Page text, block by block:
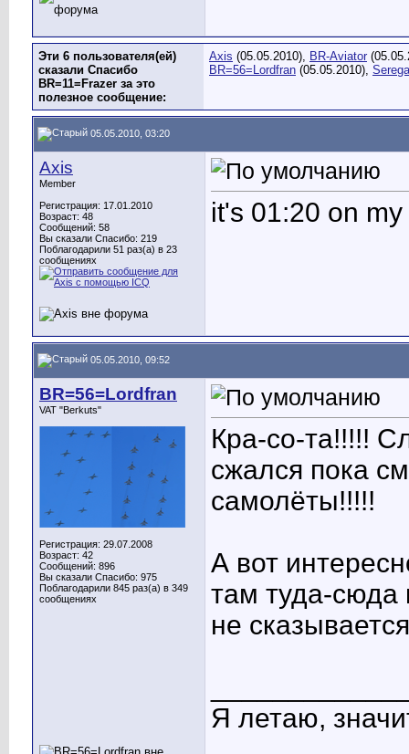
Эти 6 пользователя(ей)
сказали Спасибо
BR=11=Frazer за это
полезное сообщение:
Axis (05.05.2010), BR-Aviator
BR=56=Lordfran (05.05.2010),
05.05.2010, 03:20
Axis
Member
Регистрация: 17.01.2010
Возраст: 48
Сообщений: 58
Вы сказали Спасибо: 219
Поблагодарили 51 раз(а) в 23
сообщениях
it's 01:20 on
05.05.2010, 09:52
BR=56=Lordfran
VAT "Berkuts"
Регистрация: 29.07.2008
Возраст: 42
Сообщений: 896
Вы сказали Спасибо: 975
Поблагодарили 845 раз(а) в 349
сообщениях
Кра-со-та!!!!!
сжался пока
самолёты!!!!!
А вот
там туда-сюда
не
Я летаю,